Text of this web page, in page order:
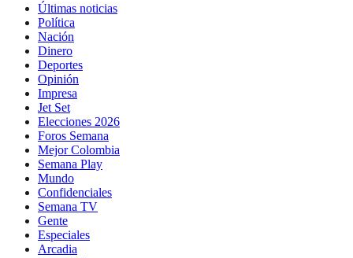
Últimas noticias
Política
Nación
Dinero
Deportes
Opinión
Impresa
Jet Set
Elecciones 2026
Foros Semana
Mejor Colombia
Semana Play
Mundo
Confidenciales
Semana TV
Gente
Especiales
Arcadia